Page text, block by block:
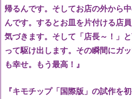
帰るんです。そしてお店の外から
んです。するとお皿を片付ける店
気づきます。そして「店長～！」
って駆け出します。その瞬間にガ
も幸せ。もう最高！』
『キモチップ「国際版」の試作を